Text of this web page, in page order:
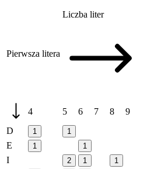
Pierwsza litera
Liczba liter
4 5 6 7 8
9
D
1 1
E 1 1
I 2 1 1